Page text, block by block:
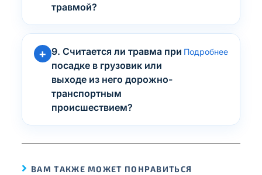
травмой?
9. Считается ли травма при
посадке в грузовик или
выходе из него дорожно-
транспортным
происшествием?
Подробнее
ВАМ ТАКЖЕ МОЖЕТ ПОНРАВИТЬСЯ